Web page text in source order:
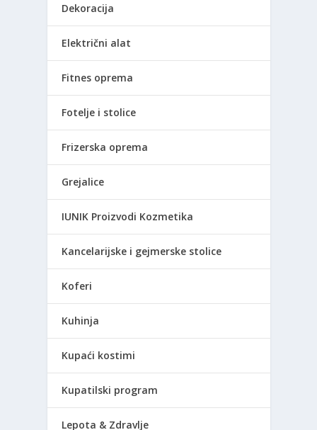
Dekoracija
Električni alat
Fitnes oprema
Fotelje i stolice
Frizerska oprema
Grejalice
IUNIK Proizvodi Kozmetika
Kancelarijske i gejmerske stolice
Koferi
Kuhinja
Kupaći kostimi
Kupatilski program
Lepota & Zdravlje